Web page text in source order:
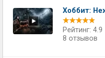
Хоббит:
Рейтинг: 4.9
8 отзывов